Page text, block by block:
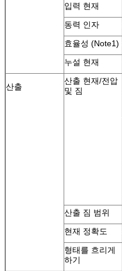
입력 현재
동력 인자
효율성 (Note1)
누설 현재
산출
산출 현재/전압
및 짐
산출 짐 범위
현재 정확도
형태를 흐리게
하기